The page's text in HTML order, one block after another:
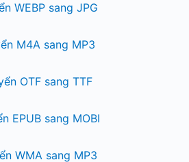
WEBP sang JPG
M4A sang MP3
OTF sang TTF
EPUB sang MOBI
WMA sang MP3